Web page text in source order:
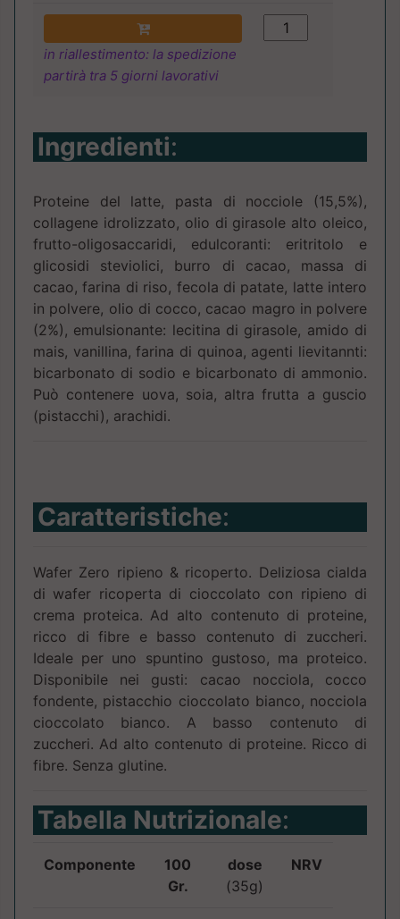
in riallestimento: la spedizione
partirà tra 5 giorni lavorativi
Ingredienti:
Proteine del latte, pasta di nocciole (15,5%),
collagene idrolizzato, olio di girasole alto oleico,
frutto-oligosaccaridi, edulcoranti: eritritolo e
glicosidi steviolici, burro di cacao, massa di
cacao, farina di riso, fecola di patate, latte intero
in polvere, olio di cocco, cacao magro in polvere
(2%), emulsionante: lecitina di girasole, amido di
mais, vanillina, farina di quinoa, agenti lievitannti:
bicarbonato di sodio e bicarbonato di ammonio.
Può contenere uova, soia, altra frutta a guscio
(pistacchi), arachidi.
Caratteristiche:
Wafer Zero ripieno & ricoperto. Deliziosa cialda
di wafer ricoperta di cioccolato con ripieno di
crema proteica. Ad alto contenuto di proteine,
ricco di fibre e basso contenuto di zuccheri.
Ideale per uno spuntino gustoso, ma proteico.
Disponibile nei gusti: cacao nocciola, cocco
fondente, pistacchio cioccolato bianco, nocciola
cioccolato bianco. A basso contenuto di
zuccheri. Ad alto contenuto di proteine. Ricco di
fibre. Senza glutine.
Tabella Nutrizionale:
Componente
100
Gr.
dose
(35g)
NRV